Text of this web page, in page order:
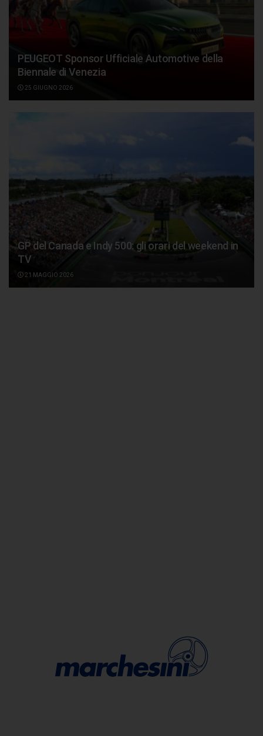
PEUGEOT Sponsor Ufficiale Automotive della
Biennale di Venezia
25 GIUGNO 2026
GP del Canada e Indy 500: gli orari del weekend in
TV
21 MAGGIO 2026